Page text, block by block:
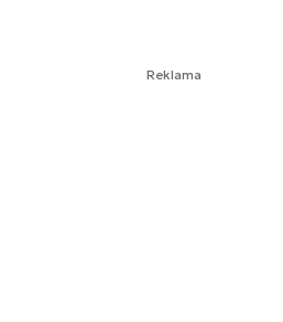
Reklama